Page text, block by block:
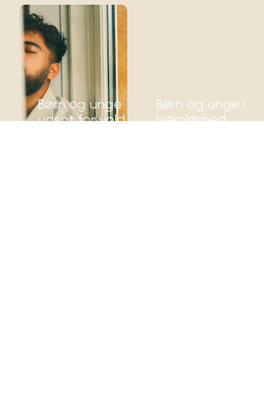
Børn og unge
udsat for vold
Børn og unge i
hjemløshed